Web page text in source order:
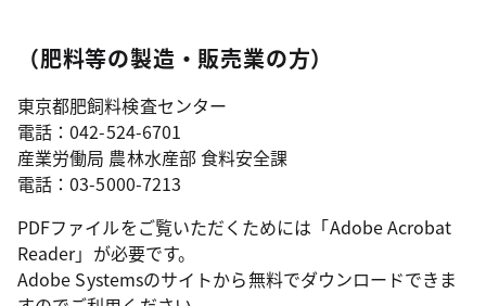
（肥料等の製造・販売業の方）
東京都肥飼料検査センター
電話：042-524-6701
産業労働局 農林水産部 食料安全課
電話：03-5000-7213
PDFファイルをご覧いただくためには「Adobe Acrobat
Reader」が必要です。
Adobe Systemsのサイトから無料でダウンロードできま